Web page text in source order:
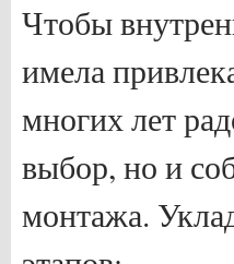
Чтобы
имела
многих лет
выбор, но и
монтажа.